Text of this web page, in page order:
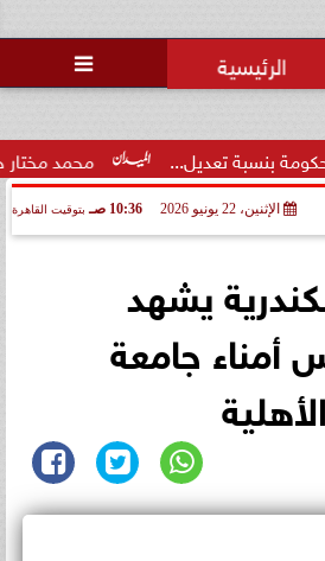

محمد مختار جمعة: الإعلام صانع الوعي
الإثنين، 22 يونيو 2026 10:36 صـ بتوقيت القاهرة
يشهد
أمناء جامعة
حالة غليان في نادي الشيخ زايد:
اتهامات للجنة المؤقتة بـ ”التواطؤ”